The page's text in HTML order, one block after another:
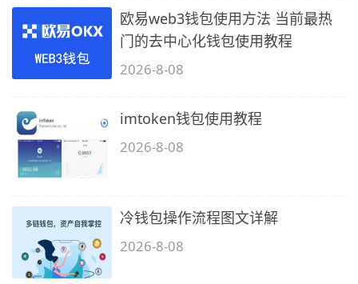
欧易web3钱包使用方法 当前最热
门的去中心化钱包使用教程
2026-8-08
imtoken钱包使用教程
2026-8-08
冷钱包操作流程图文详解
2026-8-08